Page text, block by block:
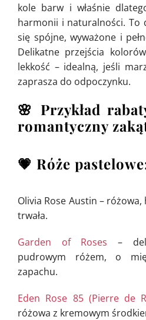
kole barw i właśnie
harmonii i naturalności. To
się spójne, wyważone i
Delikatne przejścia
lekkość – idealną, jeśli
zaprasza do odpoczynku.
🌸 Przykład
romantyczny
💗 Róże
Olivia Rose Austin –
trwała.
Garden of Roses –
pudrowym różem, o
zapachu.
Eden Rose 85 (Pierre de
różowa z kremowym